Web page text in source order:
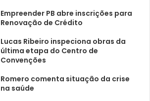
Empreender PB abre inscrições para
Renovação de Crédito
Lucas Ribeiro inspeciona obras da
última etapa do Centro de
Convenções
Romero comenta situação da crise
na saúde